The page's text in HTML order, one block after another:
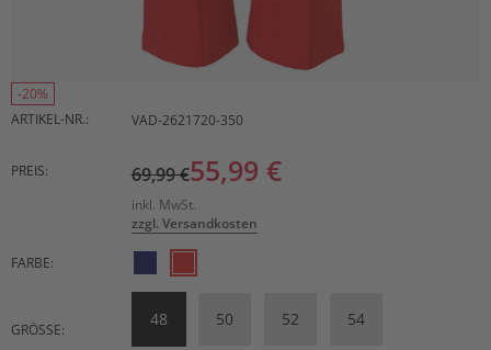
-20%
ARTIKEL-NR.:
VAD-2621720-350
PREIS: 69,99 €55,99 €
inkl. MwSt.
zzgl. Versandkosten
FARBE:
GRÖSSE:
48 50 52 54